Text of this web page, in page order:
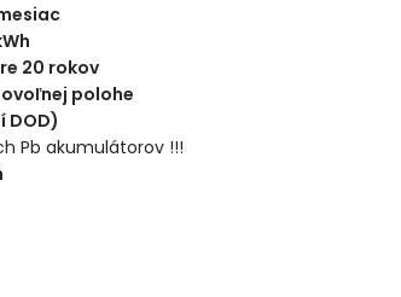
20 rokov
polohe
DOD)
Pb akumulátorov !!!